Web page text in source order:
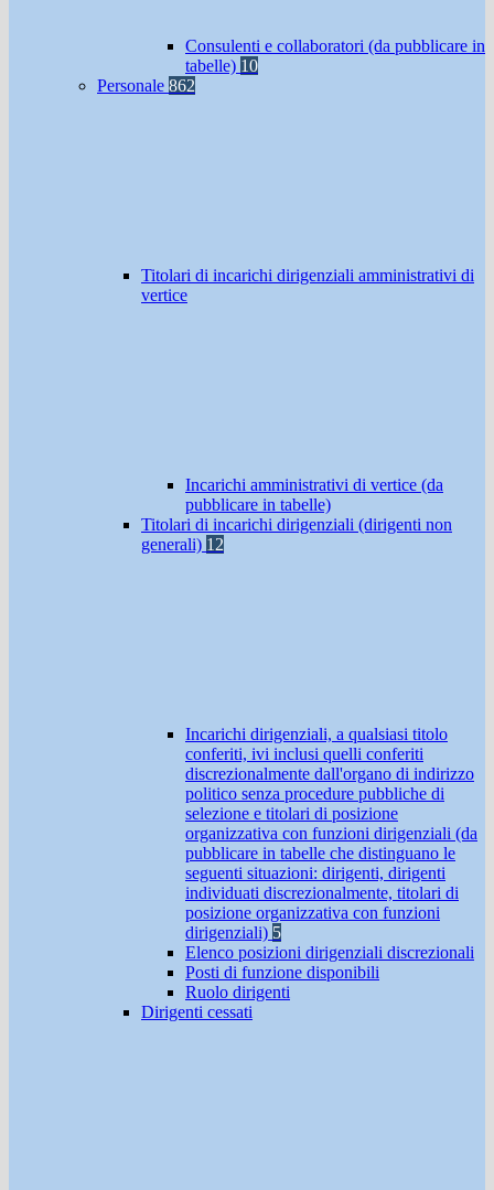
Consulenti e collaboratori (da pubblicare in
tabelle) 10
Personale 862
Titolari di incarichi dirigenziali amministrativi di
vertice
Incarichi amministrativi di vertice (da
pubblicare in tabelle)
Titolari di incarichi dirigenziali (dirigenti non
generali) 12
Incarichi dirigenziali, a qualsiasi titolo
conferiti, ivi inclusi quelli conferiti
discrezionalmente dall'organo di indirizzo
politico senza procedure pubbliche di
selezione e titolari di posizione
organizzativa con funzioni dirigenziali (da
pubblicare in tabelle che distinguano le
seguenti situazioni: dirigenti, dirigenti
individuati discrezionalmente, titolari di
posizione organizzativa con funzioni
dirigenziali) 5
Elenco posizioni dirigenziali discrezionali
Posti di funzione disponibili
Ruolo dirigenti
Dirigenti cessati